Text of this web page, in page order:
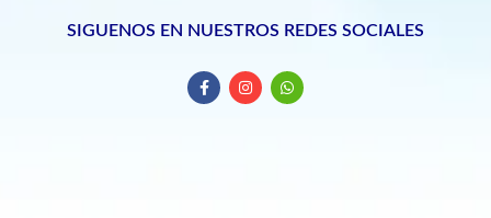
SIGUENOS EN NUESTROS REDES SOCIALES